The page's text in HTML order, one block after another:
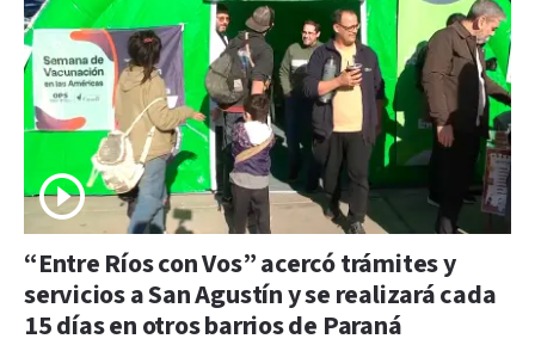
“Entre Ríos con Vos” acercó trámites y
servicios a San Agustín y se realizará cada
15 días en otros barrios de Paraná